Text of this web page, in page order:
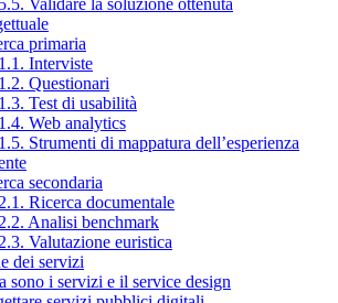
primaria
Interviste
Questionari
Test di usabilità
Web analytics
Strumenti di mappatura dell’esperienza
secondaria
Ricerca documentale
Analisi benchmark
Valutazione euristica
dei servizi
sono i servizi e il service design